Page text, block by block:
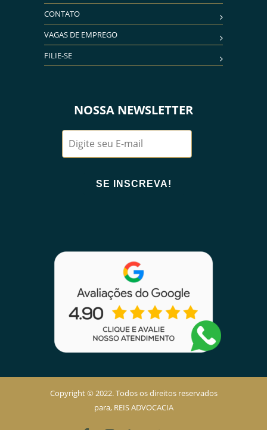
CONTATO
VAGAS DE EMPREGO
FILIE-SE
NOSSA NEWSLETTER
Copyright © 2022. Todos os direitos reservados
para, REIS ADVOCACIA